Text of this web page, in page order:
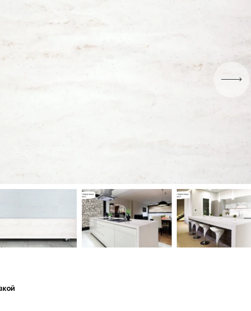
Подтвердите, что вы не робот
Подтвердите, что вы не робот
ОТПРАВИТЬ
Подтвердите, что вы не робот
ОТПРАВИТЬ
Подтвердите, что вы не робот